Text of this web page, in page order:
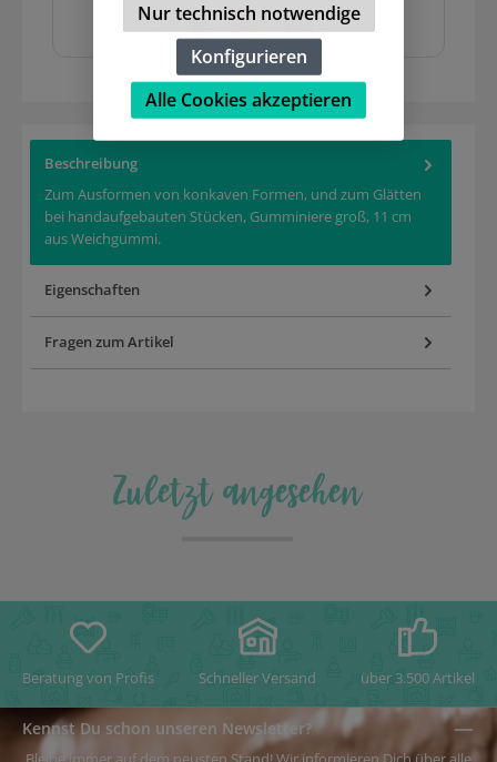
Beschreibung
Zum Ausformen von konkaven Formen, und zum Glätten
bei handaufgebauten Stücken, Gumminiere groß, 11 cm
aus Weichgummi.
Eigenschaften
Fragen zum Artikel
Zuletzt angesehen
Beratung von Profis Schneller Versand über 3.500 Artikel
Kennst Du schon unseren Newsletter?
Nur technisch notwendige
Konfigurieren
Alle Cookies akzeptieren